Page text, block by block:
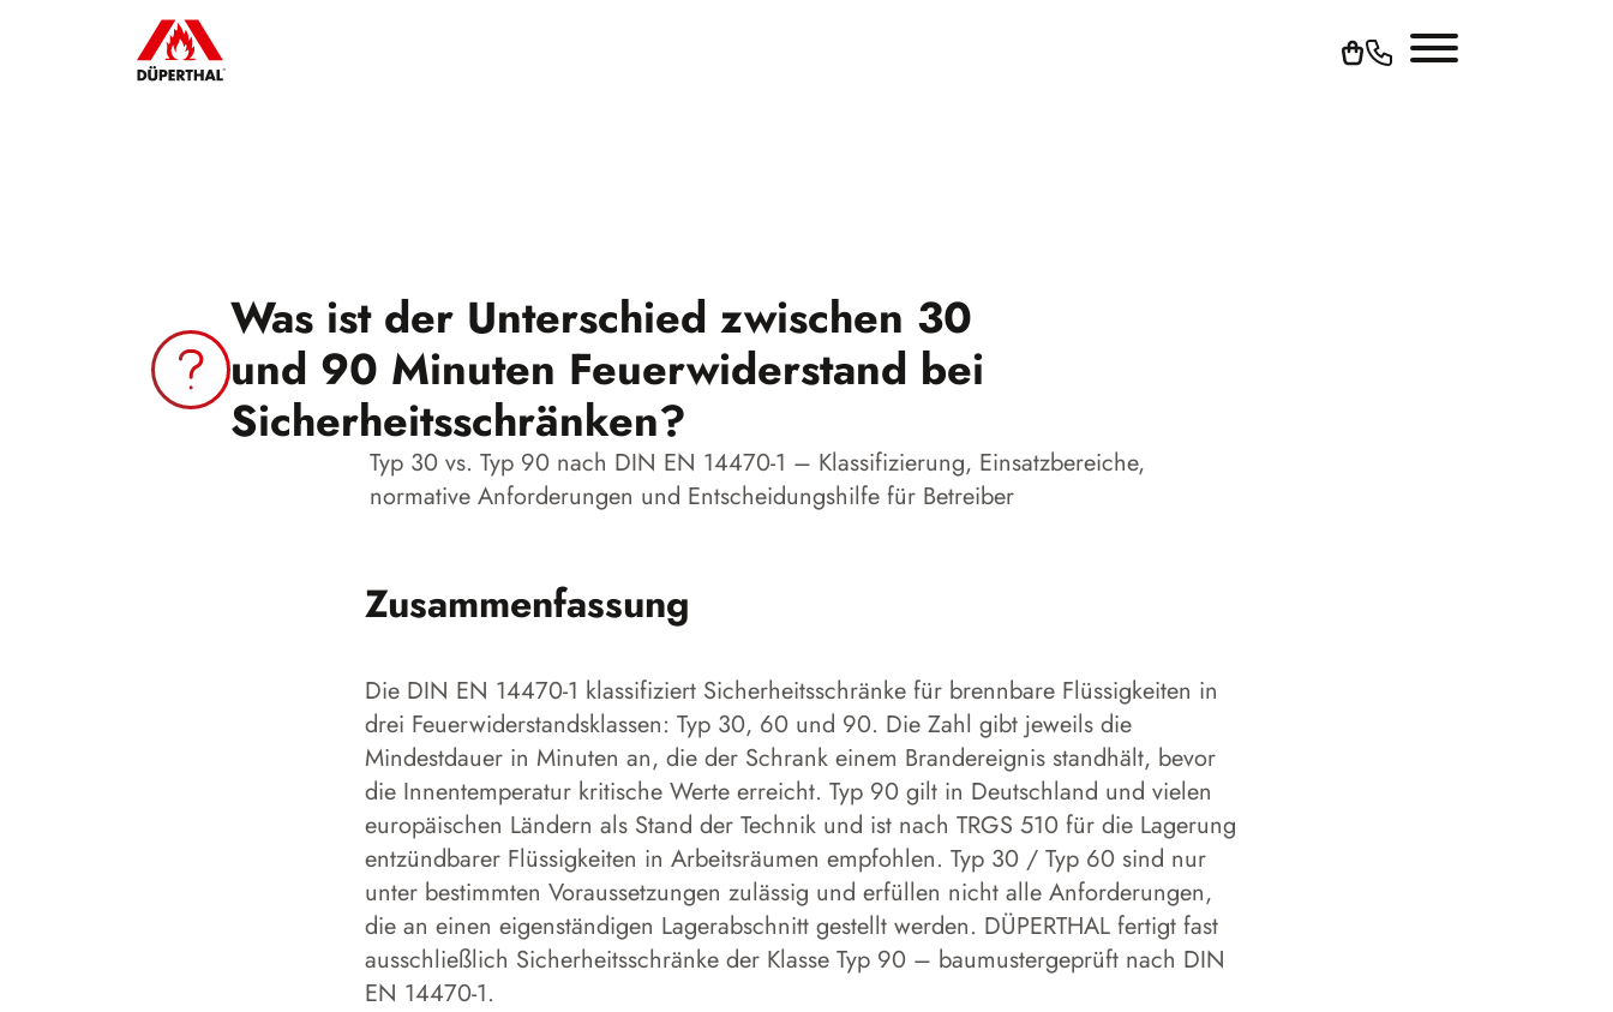
Was ist der Unterschied zwischen 30
und 90 Minuten Feuerwiderstand bei
Sicherheitsschränken?
Typ 30 vs. Typ 90 nach DIN EN 14470-1 – Klassifizierung, Einsatzbereiche,
normative Anforderungen und Entscheidungshilfe für Betreiber
Zusammenfassung
Die DIN EN 14470-1 klassifiziert Sicherheitsschränke für brennbare Flüssigkeiten in
drei Feuerwiderstandsklassen: Typ 30, 60 und 90. Die Zahl gibt jeweils die
Mindestdauer in Minuten an, die der Schrank einem Brandereignis standhält, bevor
die Innentemperatur kritische Werte erreicht. Typ 90 gilt in Deutschland und vielen
europäischen Ländern als Stand der Technik und ist nach TRGS 510 für die Lagerung
entzündbarer Flüssigkeiten in Arbeitsräumen empfohlen. Typ 30 / Typ 60 sind nur
unter bestimmten Voraussetzungen zulässig und erfüllen nicht alle Anforderungen,
die an einen eigenständigen Lagerabschnitt gestellt werden. DÜPERTHAL fertigt fast
ausschließlich Sicherheitsschränke der Klasse Typ 90 – baumustergeprüft nach DIN
EN 14470-1.